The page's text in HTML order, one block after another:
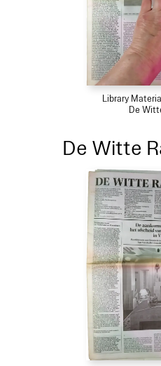
Library
De
De Witte